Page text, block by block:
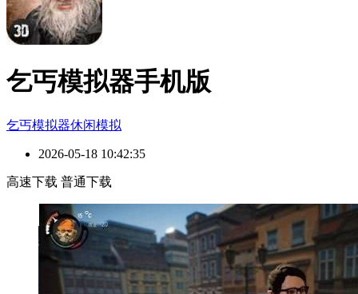
乞丐模拟器手机版
乞丐模拟器休闲模拟
2026-05-18 10:42:35
高速下载 普通下载